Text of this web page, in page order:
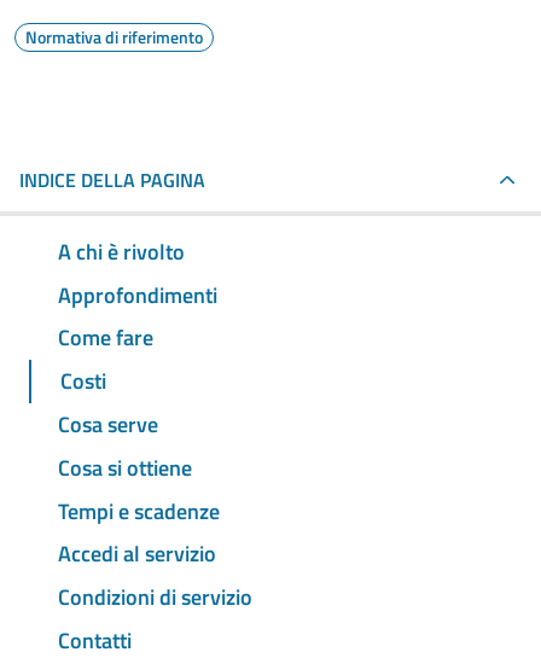
Normativa di riferimento
INDICE DELLA PAGINA
A chi è rivolto
Approfondimenti
Come fare
Costi
Cosa serve
Cosa si ottiene
Tempi e scadenze
Accedi al servizio
Condizioni di servizio
Contatti